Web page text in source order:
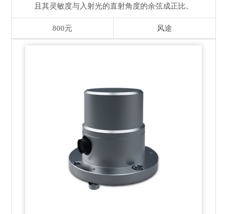
且其灵敏度与入射光的直射角度的余弦成正比。
800元 风途